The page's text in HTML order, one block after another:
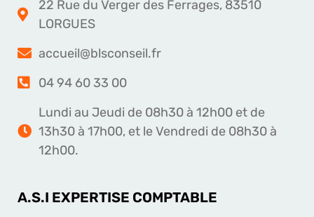
22 Rue du Verger des Ferrages, 83510
LORGUES
accueil@blsconseil.fr
04 94 60 33 00
Lundi au Jeudi de 08h30 à 12h00 et de
13h30 à 17h00, et le Vendredi de 08h30 à
12h00.
A.S.I EXPERTISE COMPTABLE